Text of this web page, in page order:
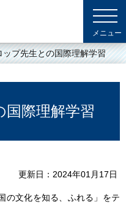
ップ先生との国際理解学習
際理解学習
更新日 2024年01月17日
の文化を知る、ふれる」をテ